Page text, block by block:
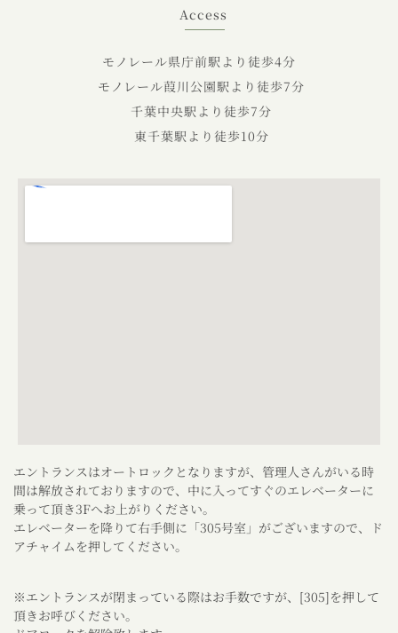
Access
モノレール県庁前駅より徒歩4分
モノレール葭川公園駅より徒歩7分
千葉中央駅より徒歩7分
東千葉駅より徒歩10分
エントランスはオートロックとなりますが、管理人さんがいる時
間は解放されておりますので、中に入ってすぐのエレベーターに
乗って頂き3Fへお上がりください。
エレベーターを降りて右手側に「305号室」がございますので、ド
アチャイムを押してください。
※エントランスが閉まっている際はお手数ですが、[305]を押して
頂きお呼びください。